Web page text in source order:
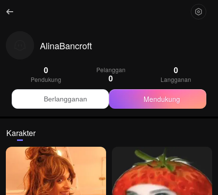
AlinaBancroft
0
Pendukung
Pelanggan
0
0
Langganan
Berlangganan Mendukung
Karakter